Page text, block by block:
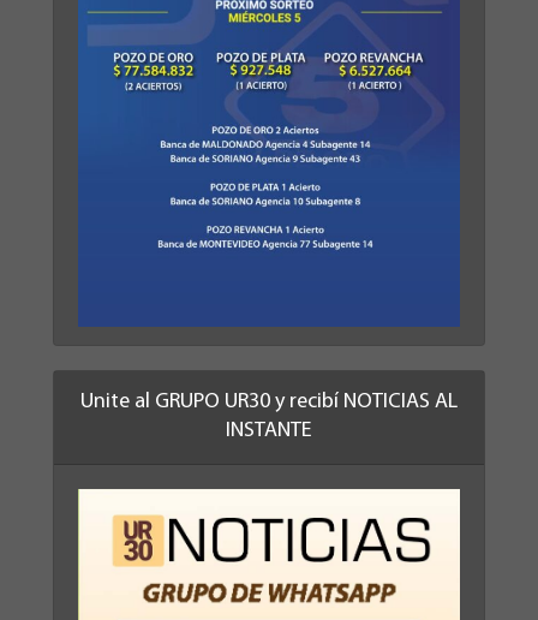
Unite al GRUPO UR30 y recibí NOTICIAS AL
INSTANTE